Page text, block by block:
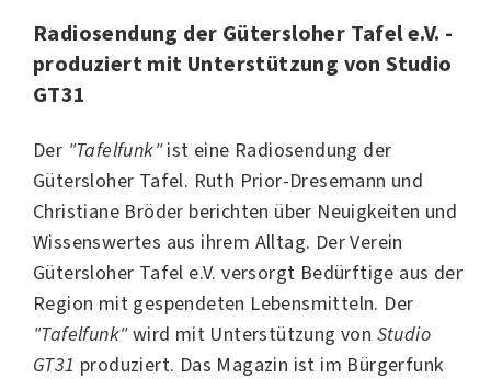
Radiosendung der Gütersloher Tafel e.V. -
produziert mit Unterstützung von Studio
GT31
Der "Tafelfunk"ist eine Radiosendung der
Gütersloher Tafel. Ruth Prior-Dresemann und
Christiane Bröder berichten über Neuigkeiten und
Wissenswertes aus ihrem Alltag. Der Verein
Gütersloher Tafel e.V. versorgt Bedürftige aus der
Region mit gespendeten Lebensmitteln. Der
"Tafelfunk"wird mit Unterstützung von Studio
GT31 produziert. Das Magazin ist im Bürgerfunk